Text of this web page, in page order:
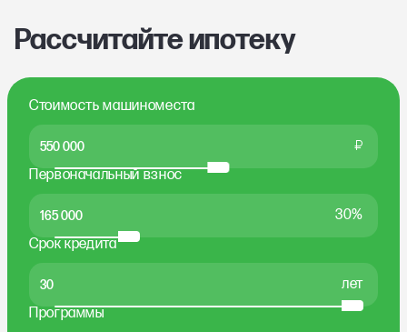
Рассчитайте ипотеку
Стоимость машиноместа
₽
Первоначальный взнос
30%
Срок кредита
лет
Программы